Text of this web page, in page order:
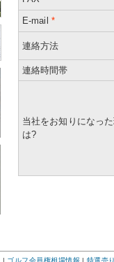
E-mail *
連絡方法
連絡時間帯
当社をお知りになっ
は?
| ゴルフ会員権相場情報 | 特選売